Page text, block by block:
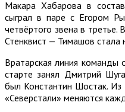
Макара Хабарова в
сыграл в паре с Егором
четвёртого звена в
Стенквист — Тимашов стала
Вратарская линия команды
старте занял Дмитрий
был Константин Шостак. Из
«Северстали» меняются